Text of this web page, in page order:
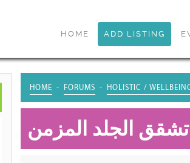
HOME ADD LISTING
HOME FORUMS HOLISTIC /
الجلد المزمن